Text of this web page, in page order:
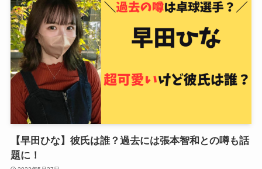
【早田ひな】彼氏は誰？過去には張本智和との噂も話
題に！